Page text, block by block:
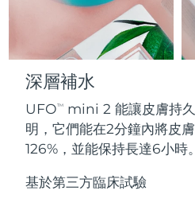
深層補水
UFOTM
mini 2 能讓皮膚持
明，它們能在2分鐘內將皮
126%，並能保持長達6小時。
基於第三方臨床試驗
PEACH™ 2 go
Travel-friendly
PEACH™
Cooling IPL hair
Firming body
ESPADA™ 2
ESPADA™
Concentrated
IRIS™ 2
眼部護膚
Advanced eye
KIWI™
Diamond
KIWI™
LUNA™ 4
2-in-1 LED scalp
FLIP™ play
牙齒美白
NEW
issa™ Teeth
Dual LED + sonic
更多的
中國香港特別行政區
匈牙利
印尼
愛爾蘭